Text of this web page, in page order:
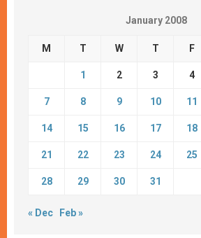
January 2008
M T W T F
1 2 3 4
7 8 9 10 11
14 15 16 17 18
21 22 23 24 25
28 29 30 31
« Dec Feb »